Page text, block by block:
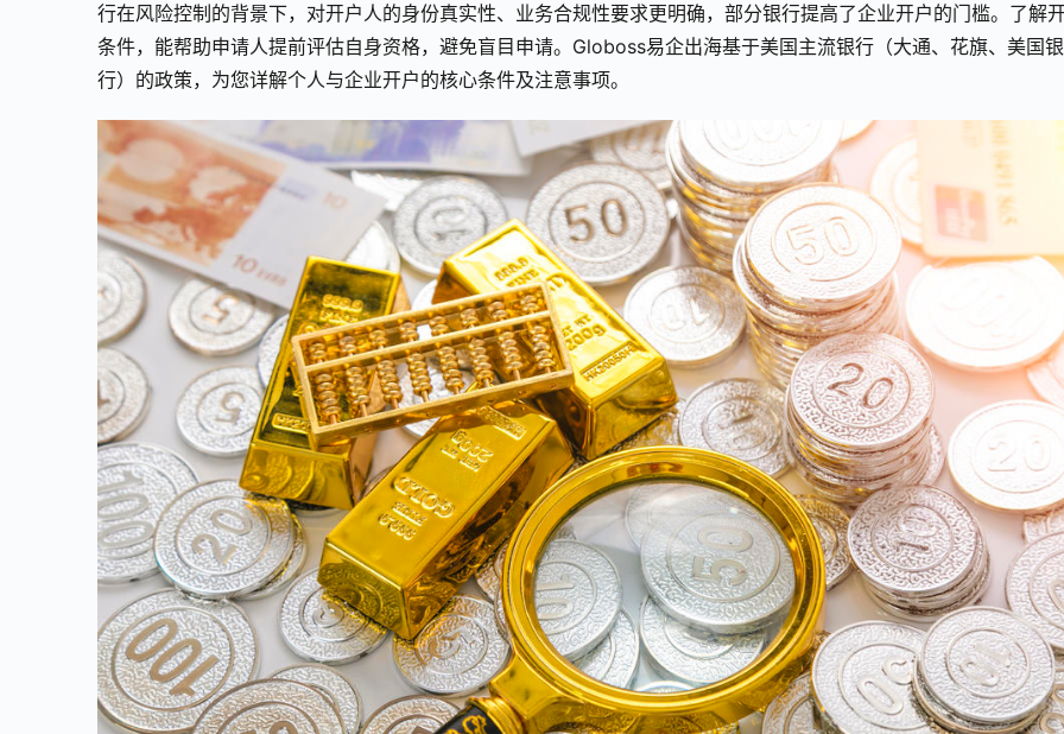
行在风险控制的背景下，对开户人的身份真实性、业务合规性要求更明确，部分银行提高了企业开户的门槛。了解
条件，能帮助申请人提前评估自身资格，避免盲目申请。Globoss易企出海基于美国主流银行（大通、花旗、美国银
行）的政策，为您详解个人与企业开户的核心条件及注意事项。